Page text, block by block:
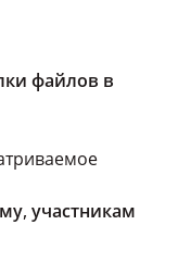
файлов в
, участникам